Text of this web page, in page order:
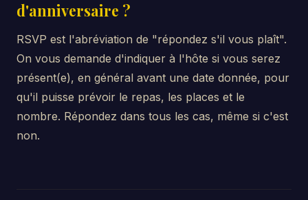
d'anniversaire ?
RSVP est l'abréviation de "répondez s'il vous plaît".
On vous demande d'indiquer à l'hôte si vous serez
présent(e), en général avant une date donnée, pour
qu'il puisse prévoir le repas, les places et le
nombre. Répondez dans tous les cas, même si c'est
non.